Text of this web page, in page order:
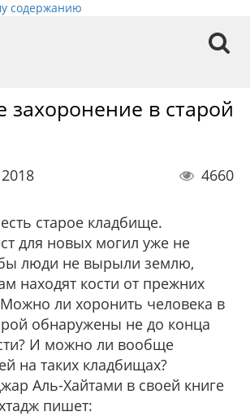
содержанию
захоронение в старой
4660
старое кладбище.
для новых могил уже не
бы люди не вырыли землю,
находят кости от прежних
ли хоронить человека в
обнаружены не до конца
И можно ли вообще
на таких кладбищах?
Аль-Хайтами в своей книге
пишет: